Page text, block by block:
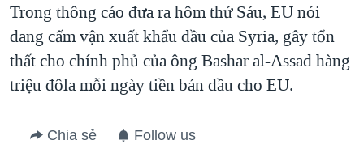
Trong thông cáo đưa ra hôm thứ Sáu, EU nói
đang cấm vận xuất khẩu dầu của Syria, gây tổn
thất cho chính phủ của ông Bashar al-Assad hàng
triệu đôla mỗi ngày tiền bán dầu cho EU.
Chia sẻ Follow us